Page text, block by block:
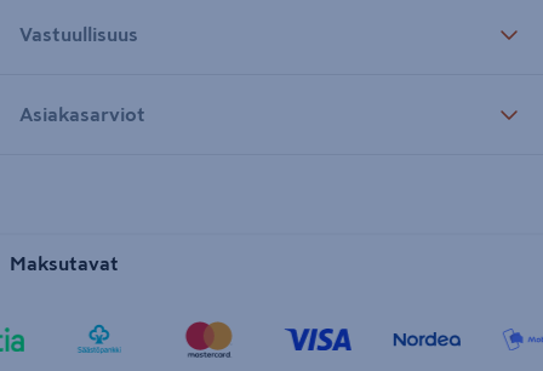
Vastuullisuus
Asiakasarviot
Maksutavat